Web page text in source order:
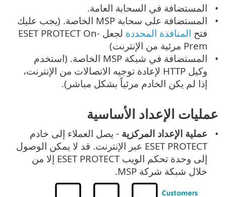
المستضافة في السحابة العامة.
المستضافة على سحابة MSP الخاصة. (يجب عليك
فتح المنافذة المحددة
لجعل ESET PROTECT On-
Prem مرئية من الإنترنت)
المستضافة في شبكة MSP الخاصة. (استخدم
وكيل HTTP لإعادة توجيه الاتصالات من الإنترنت،
إذا لم يكن الخادم مرئياً بشكل مباشر).
عمليات الإعداد الأساسية
عملية الإعداد المركزية - يصل العملاء إلى خادم
ESET PROTECT عبر الإنترنت. قد لا يمكن الوصول
إلى وحدة تحكم الويب ESET PROTECT إلا من
خلال شبكة شركة MSP.